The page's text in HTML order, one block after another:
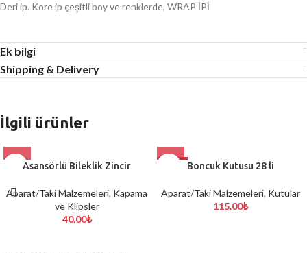
Deri ip. Kore ip çeşitli boy ve renklerde, WRAP İPİ
Ek bilgi
Shipping & Delivery
İlgili ürünler
Asansörlü Bileklik Zincir
Aparat/Taki Malzemeleri, Kapama
ve Klipsler
40.00₺
Boncuk Kutusu 28 li
Aparat/Taki Malzemeleri, Kutular
115.00₺